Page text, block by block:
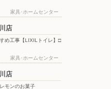
夏物大処分 ポップアップテント
家具･ホームセンター
店
め工事【LIXILトイレ】□
家具･ホームセンター
店
モンのお菓子